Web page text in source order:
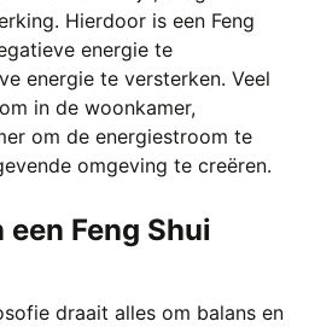
Hierdoor is een Feng
energie te
energie te versterken. Veel
in de woonkamer,
om de energiestroom te
omgeving te creëren.
Feng Shui
draait alles om balans en